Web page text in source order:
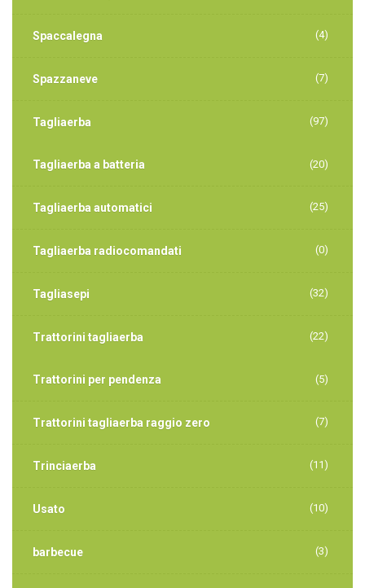
Spaccalegna (4)
Spazzaneve (7)
Tagliaerba (97)
Tagliaerba a batteria (20)
Tagliaerba automatici (25)
Tagliaerba radiocomandati (0)
Tagliasepi (32)
Trattorini tagliaerba (22)
Trattorini per pendenza (5)
Trattorini tagliaerba raggio zero (7)
Trinciaerba (11)
Usato (10)
barbecue (3)